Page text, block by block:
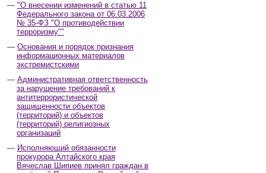
"О внесении изменений в статью 11
Федерального закона от 06.03.2006
№ 35-ФЗ "О противодействии
терроризму""
Основания и порядок признания
информационных материалов
экстремистскими
Административная ответственность
за нарушение требований к
антитеррористической
защищенности объектов
(территорий) и объектов
(территорий) религиозных
организаций
Исполняющий обязанности
прокурора Алтайского края
Вячеслав Шипиев принял граждан в